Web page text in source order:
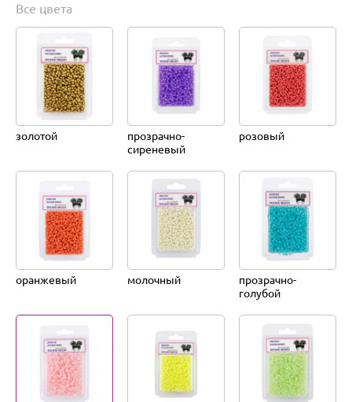
Все цвета
золотой
прозрачно-
сиреневый
розовый
оранжевый молочный
прозрачно-
голубой